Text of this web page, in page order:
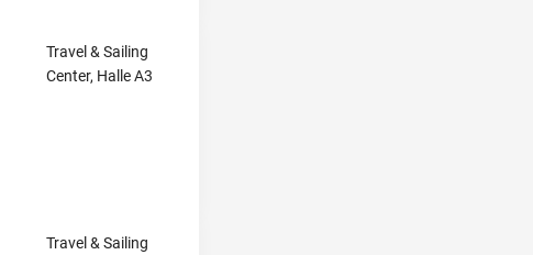
Travel & Sailing
Center, Halle A3
Travel & Sailing